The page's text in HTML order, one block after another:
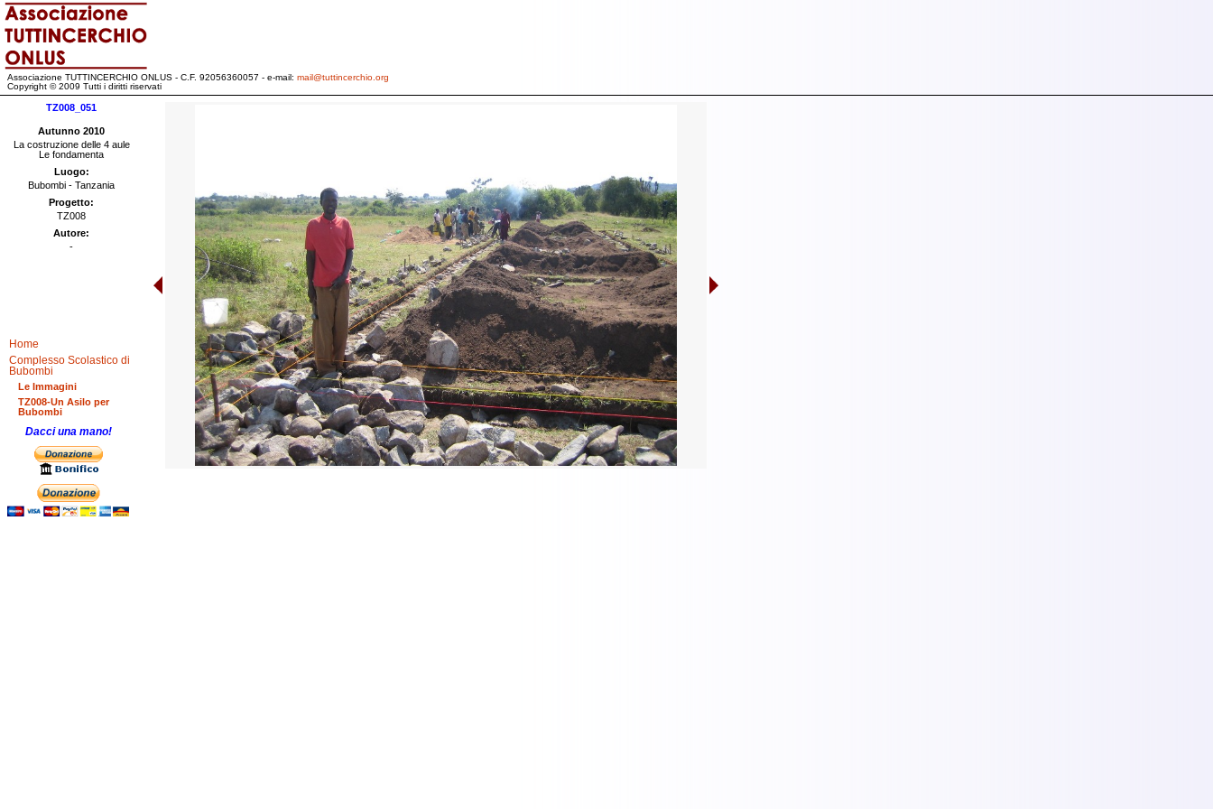
TZ008_051
Autunno 2010
La costruzione delle 4 aule
Le fondamenta
Luogo:
Bubombi - Tanzania
Progetto:
TZ008
Autore:
-
Home
Complesso Scolastico di
Bubombi
Le Immagini
TZ008-Un Asilo per
Bubombi
Dacci una mano!
Associazione TUTTINCERCHIO ONLUS - C.F. 92056360057 - e-mail: mail@tuttincerchio.org
Copyright © 2009 Tutti i diritti riservati